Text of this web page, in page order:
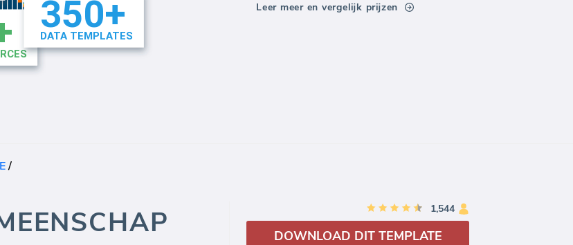
Leer meer en vergelijk prijzen
/
1,544
DOWNLOAD DIT TEMPLATE